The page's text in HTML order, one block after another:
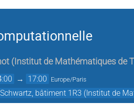
( Institut de Mathématiques de
→ 17:00 Europe/Paris
bâtiment 1R3 (Institut de